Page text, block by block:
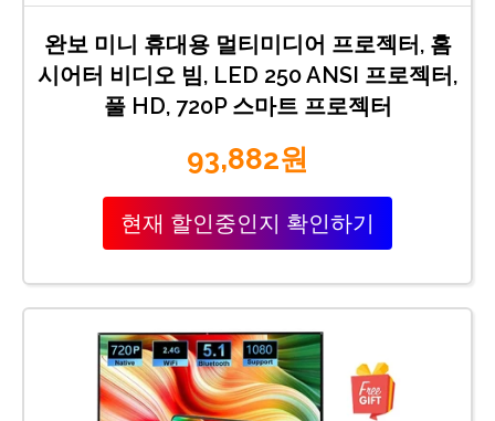
완보 미니 휴대용 멀티미디어 프로젝터, 홈
시어터 비디오 빔, LED 250 ANSI 프로젝터,
풀 HD, 720P 스마트 프로젝터
93,882원
현재 할인중인지 확인하기